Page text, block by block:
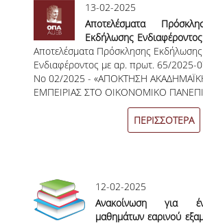
ΑΓΓΛΙΚΑ
ΙΣΟΤΗΤΑ ΦΥΛΩΝ
ΑΠΟΤΕΛΕΣΜΑΤΑ
ΠΡΟΓΡΑΜΜΑ ΣΠΟΥΔΩΝ
13-02-2025
Aποτελέσματα
Εκδήλωσης
αρ. πρωτ. 65/
07/01/2025 και Νο 02/
«ΑΠΟΚΤΗΣΗ
ΔΙΔΑΚΤΙΚΗΣ ΕΜΠΕΙΡΙΑΣ
ΟΙΚΟΝΟΜΙΚΟ
ΠΑΝΕΠΙΣΤΗΜΙΟ ΑΘΗΝΩΝ
ΕΤΟΥΣ 2024-2025»
Aποτελέσματα Πρόσκλησης Εκδήλωσης
Ενδιαφέροντος με αρ. πρωτ. 65/2025-
Νο 02/2025 - «ΑΠΟΚΤΗΣΗ
ΕΜΠΕΙΡΙΑΣ ΣΤΟ ΟΙΚΟΝΟΜΙΚΟ
ΑΘΗΝΩΝ ΑΚ. ΕΤΟΥΣ 2024-2025» -
ΚΑΙ ΕΥΡΩΠΑΪΚΩΝ ΟΙΚΟΝΟΜΙΚΩΝ
ΠΕΡΙΣΣΟΤΕΡΑ
12-02-2025
Ανακοίνωση για
μαθημάτων εαρινού